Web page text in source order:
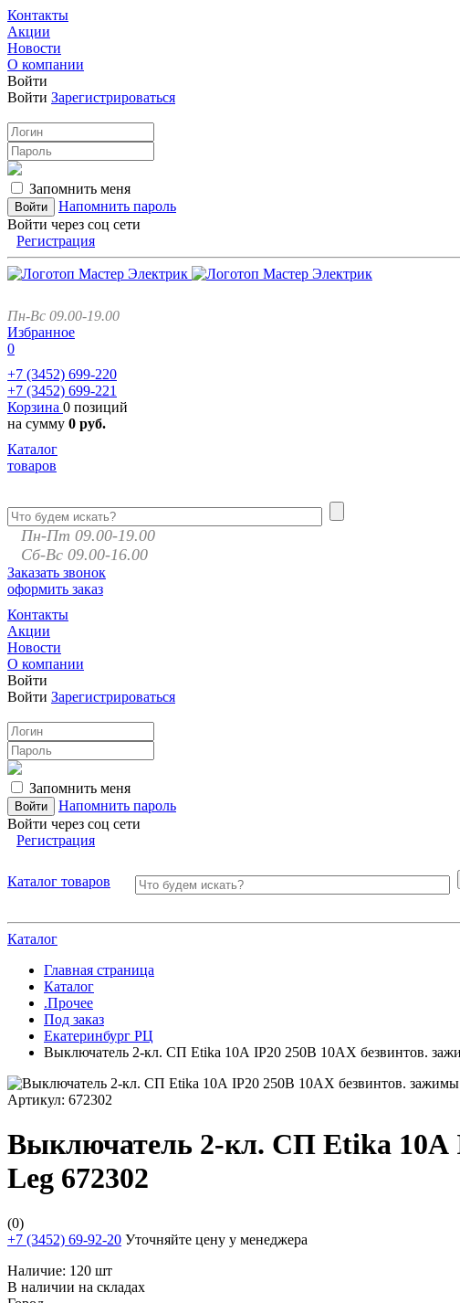
Контакты
Акции
Новости
О компании
Войти
Войти Зарегистрироваться
Запомнить меня
Напомнить пароль
Войти через соц сети
Регистрация
Пн-Вс 09.00-19.00
Избранное
0
+7 (3452) 699-220
+7 (3452) 699-221
Корзина 0 позиций
на сумму 0 руб.
Каталог
товаров
Пн-Пт 09.00-19.00
Сб-Вс 09.00-16.00
Заказать звонок
оформить заказ
Контакты
Акции
Новости
О компании
Войти
Войти Зарегистрироваться
Запомнить меня
Напомнить пароль
Войти через соц сети
Регистрация
Каталог товаров
Каталог
Главная страница
Каталог
.Прочее
Под заказ
Екатеринбург РЦ
Выключатель 2-кл. СП Etika 10А IP20 250В 10AX безвинтов.
Артикул: 672302
Выключатель 2-кл. СП Etika 10А
Leg 672302
(0)
+7 (3452) 69-92-20 Уточняйте цену у менеджера
Наличие: 120 шт
В наличии на складах